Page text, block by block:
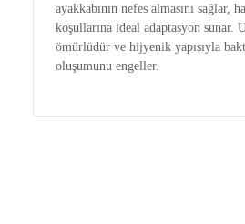
ayakkabının nefes almasını sağlar,
koşullarına ideal adaptasyon sunar.
ömürlüdür ve hijyenik yapısıyla
oluşumunu engeller.